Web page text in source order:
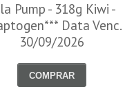
Pump - 318g Kiwi -
Data Venc.
30/09/2026
COMPRAR